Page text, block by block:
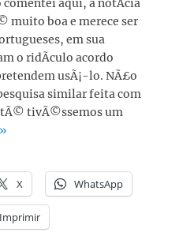
comentei aqui, a notÃ­cia
muito boa e merece ser
em sua
o ridÃ­culo acordo
usÃ¡-lo. NÃ£o
similar feita com
tivÃ©ssemos um
X WhatsApp
Imprimir